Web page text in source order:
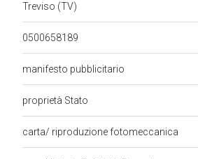
Treviso (TV)
0500658189
manifesto pubblicitario
proprietà Stato
carta/ riproduzione fotomeccanica